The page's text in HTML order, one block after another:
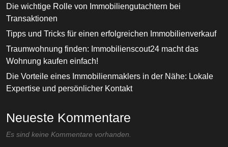
Die wichtige Rolle von Immobiliengutachtern bei
Transaktionen
Tipps und Tricks für einen erfolgreichen Immobilienverkauf
Traumwohnung finden: Immobilienscout24 macht das
Wohnung kaufen einfach!
Die Vorteile eines Immobilienmaklers in der Nähe: Lokale
Expertise und persönlicher Kontakt
Neueste Kommentare
Es sind keine Kommentare vorhanden.